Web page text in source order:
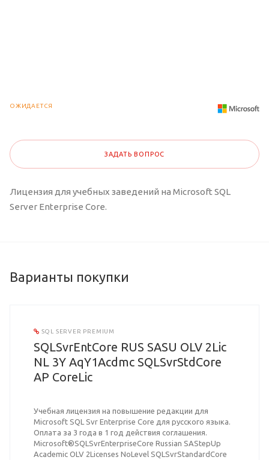
ОЖИДАЕТСЯ
ЗАДАТЬ ВОПРОС
Лицензия для учебных заведений на Microsoft SQL
Server Enterprise Core.
Варианты покупки
SQL SERVER PREMIUM
SQLSvrEntCore RUS SASU OLV 2Lic
NL 3Y AqY1Acdmc SQLSvrStdCore
AP CoreLic
Учебная лицензия на повышение редакции для
Microsoft SQL Svr Enterprise Core для русского языка.
Оплата за 3 года в 1 год действия соглашения.
Microsoft®SQLSvrEnterpriseCore Russian SAStepUp
Academic OLV 2Licenses NoLevel SQLSvrStandardCore